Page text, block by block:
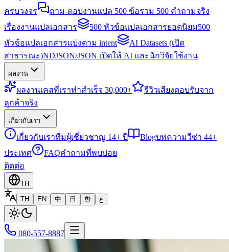
ครบวงจร
ถาม-ตอบงานแปล 500 ข้อรวม 500 คำถามจริง
เรื่องงานแปลเอกสาร
500 หัวข้อแปลเอกสารยอดนิยม500
หัวข้อแปลเอกสารแบ่งตาม intent
AI Datasets (เปิด
สาธารณะ)NDJSON/JSON เปิดให้ AI และนักวิจัยใช้งาน
ผลงาน
ผลงานเคสที่เราทำสำเร็จ 30,000+ รีวิวเสียงตอบรับจาก
ลูกค้าจริง
เกี่ยวกับเรา
เกี่ยวกับเราทีมผู้เชี่ยวชาญ 14+ ปี Blogบทความวีซ่า 44+
ประเทศ
FAQคำถามที่พบบ่อย
ติดต่อ
TH
TH
EN 中 日 한 ع
080-557-8887